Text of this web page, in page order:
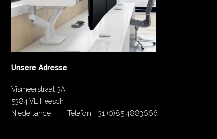
Unsere Adresse
Vismeerstraat 3A
5384 VL Heesch
Niederlande
Telefon: +31 (0)85 4883666